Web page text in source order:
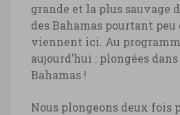
grande et la plus sauvage
des Bahamas pourtant
viennent ici. Au
aujourd’hui : plongées
Bahamas !
Nous plongeons deux fois